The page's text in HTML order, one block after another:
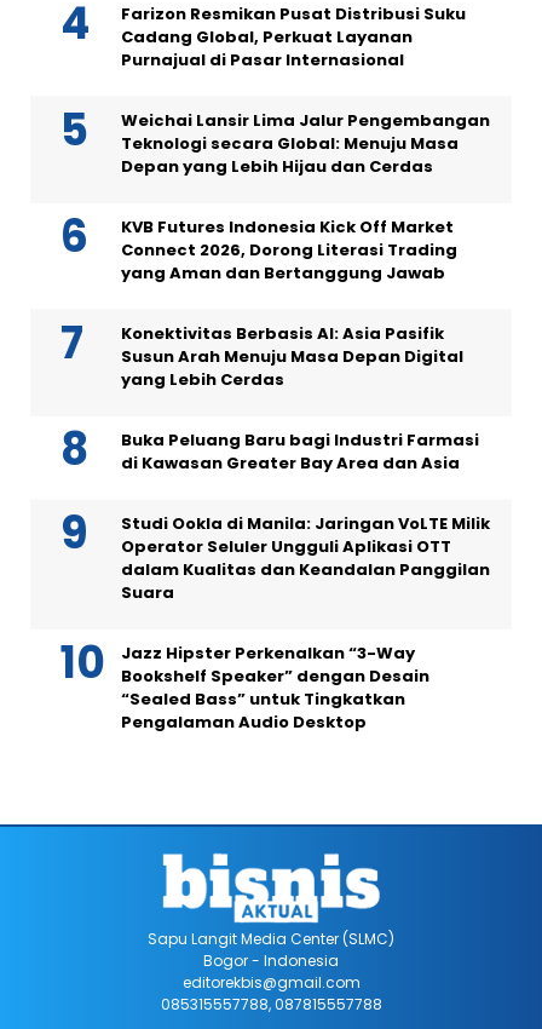
Farizon Resmikan Pusat Distribusi Suku
Cadang Global, Perkuat Layanan
Purnajual di Pasar Internasional
Weichai Lansir Lima Jalur Pengembangan
Teknologi secara Global: Menuju Masa
Depan yang Lebih Hijau dan Cerdas
KVB Futures Indonesia Kick Off Market
Connect 2026, Dorong Literasi Trading
yang Aman dan Bertanggung Jawab
Konektivitas Berbasis AI: Asia Pasifik
Susun Arah Menuju Masa Depan Digital
yang Lebih Cerdas
Buka Peluang Baru bagi Industri Farmasi
di Kawasan Greater Bay Area dan Asia
Studi Ookla di Manila: Jaringan VoLTE Milik
Operator Seluler Ungguli Aplikasi OTT
dalam Kualitas dan Keandalan Panggilan
Suara
Jazz Hipster Perkenalkan “3-Way
Bookshelf Speaker” dengan Desain
“Sealed Bass” untuk Tingkatkan
Pengalaman Audio Desktop
Sapu Langit Media Center (SLMC)
Bogor - Indonesia
editorekbis@gmail.com
085315557788, 087815557788